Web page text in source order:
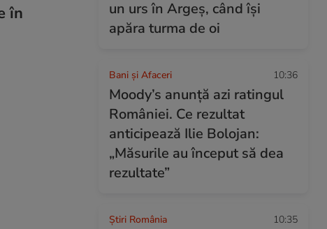
în
un urs în Argeș, când își
apăra turma de oi
Bani și Afaceri 10:36
Moody’s anunță azi ratingul
României. Ce rezultat
anticipează Ilie Bolojan:
„Măsurile au început să dea
rezultate”
Știri România 10:35